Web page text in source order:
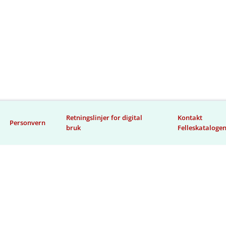
Personvern
Retningslinjer for digital
bruk
Kontakt
Felleskatalogen